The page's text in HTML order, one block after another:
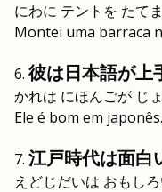
にわに テントを たてま
Montei uma barraca
彼は日本語が上
かれは にほんごが じ
Ele é bom em japonês.
江戸時代は面白
えどじだいは おもしろ